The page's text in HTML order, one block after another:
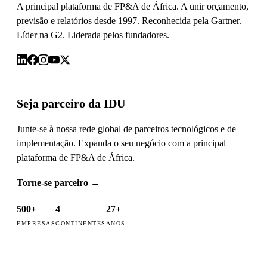
A principal plataforma de FP&A de África. A unir orçamento,
previsão e relatórios desde 1997. Reconhecida pela Gartner.
Líder na G2. Liderada pelos fundadores.
Seja parceiro da IDU
Junte-se à nossa rede global de parceiros tecnológicos e de
implementação. Expanda o seu negócio com a principal
plataforma de FP&A de África.
Torne-se parceiro →
500+
EMPRESAS
4
CONTINENTES
27+
ANOS